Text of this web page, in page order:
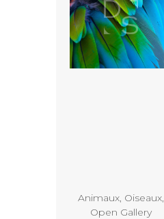
Animaux, Oiseaux,
Open Gallery